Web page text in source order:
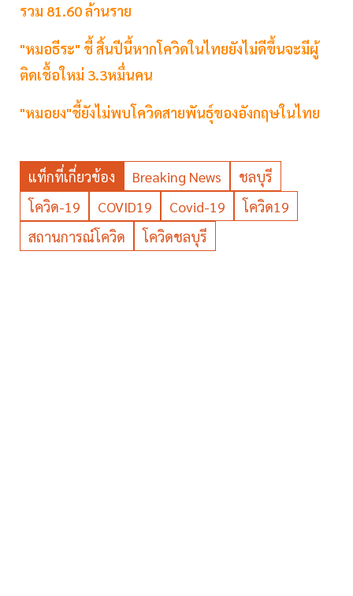
รวม 81.60 ล้านราย
"หมอธีระ" ชี้ สิ้นปีนี้หากโควิดในไทยยังไม่ดีขึ้นจะมีผู้
ติดเชื้อใหม่ 3.3หมื่นคน
"หมอยง"ชี้ยังไม่พบโควิดสายพันธุ์ของอังกฤษในไทย
แท็กที่เกี่ยวข้อง Breaking News
ชลบุรี
โควิด-19
COVID19 Covid-19
โควิด19
สถานการณ์โควิด
โควิดชลบุรี